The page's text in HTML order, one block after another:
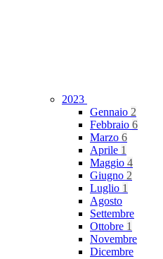
2023
Gennaio 2
Febbraio 6
Marzo 6
Aprile 1
Maggio 4
Giugno 2
Luglio 1
Agosto
Settembre
Ottobre 1
Novembre
Dicembre